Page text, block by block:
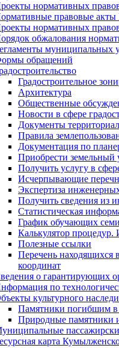
нормативных
правовые
нормативных
обжалования
муниципальных
обращений
Градостроительное
Архитектура
Общественные
Новости в сфере
Документы
Правила
Документация по
Приобрести земельный
Получить услугу в
Исчерпывающие
Экспертиза
Получить сведения из
Статистическая
График обучающих
Калькулятор
Полезные ссылки
Перечень находящихся
координат
о гарантирующих
по
культурного
Памятники погибшим в
Природные памятники
карта